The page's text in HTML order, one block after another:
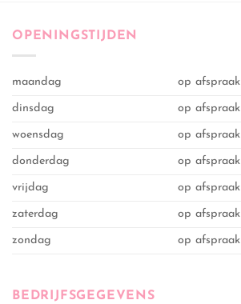
OPENINGSTIJDEN
maandag op afspraak
dinsdag op afspraak
woensdag op afspraak
donderdag op afspraak
vrijdag op afspraak
zaterdag op afspraak
zondag op afspraak
BEDRIJFSGEGEVENS